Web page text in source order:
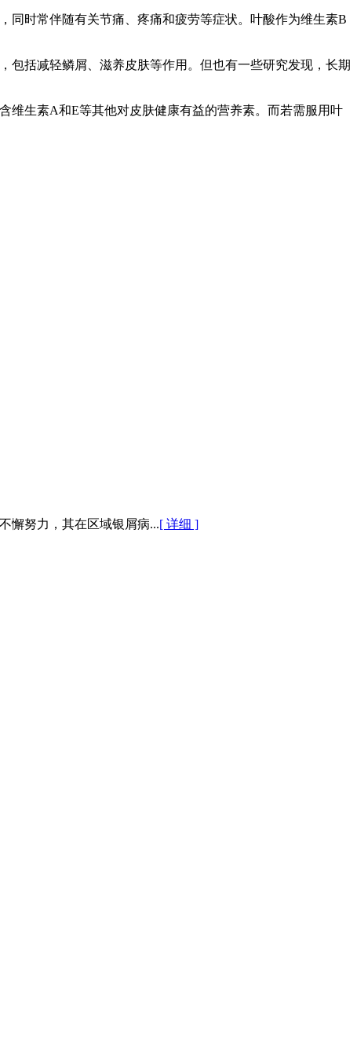
同时常伴随有关节痛、疼痛和疲劳等症状。叶酸作为维生素B
包括减轻鳞屑、滋养皮肤等作用。但也有一些研究发现，长期
维生素A和E等其他对皮肤健康有益的营养素。而若需服用叶
懈努力，其在区域银屑病...[ 详细 ]